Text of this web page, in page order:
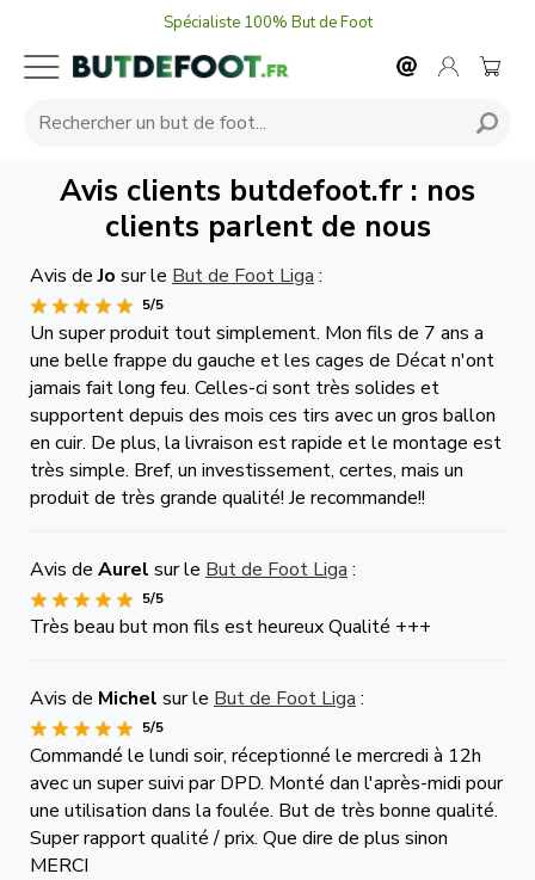
Spécialiste 100% But de Foot
Avis clients butdefoot.fr : nos
clients parlent de nous
Avis deJo sur le But de Foot Liga :
5/5
Un super produit tout simplement. Mon fils de 7 ans a
une belle frappe du gauche et les cages de Décat n'ont
jamais fait long feu. Celles-ci sont très solides et
supportent depuis des mois ces tirs avec un gros ballon
en cuir. De plus, la livraison est rapide et le montage est
très simple. Bref, un investissement, certes, mais un
produit de très grande qualité! Je recommande!!
Avis de Aurel sur le But de Foot Liga :
5/5
Très beau but mon fils est heureux Qualité +++
Avis de Michel sur le But de Foot Liga :
5/5
Commandé le lundi soir, réceptionné le mercredi à 12h
avec un super suivi par DPD. Monté dan l'après-midi pour
une utilisation dans la foulée. But de très bonne qualité.
Super rapport qualité / prix. Que dire de plus sinon
MERCI